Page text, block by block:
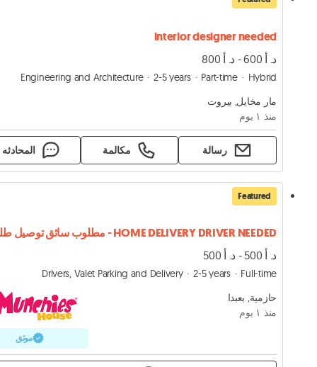
interior designer needed
د. أ 600 - د. أ 800
Engineering and Architecture 2-5 years Part-time
Hybrid
مار مخايل, بيروت
منذ ١ يوم
رسالة مكالمة المحادثه
Featured
د. أ 500 - د. أ 500
Drivers, Valet Parking and Delivery 2-5 years
Full-time
حازمية, بعبدا
منذ ١ يوم
موثق